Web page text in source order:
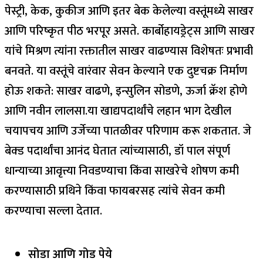
पेस्ट्री, केक, कुकीज आणि इतर बेक केलेल्या वस्तूंमध्ये साखर
आणि परिष्कृत पीठ भरपूर असते. कार्बोहायड्रेट्स आणि साखर
यांचे मिश्रण त्यांना रक्तातील साखर वाढण्यास विशेषतः प्रभावी
बनवते. या वस्तूंचे वारंवार सेवन केल्याने एक दुष्टचक्र निर्माण
होऊ शकते: साखर वाढणे, इन्सुलिन सोडणे, ऊर्जा क्रॅश होणे
आणि नवीन लालसा.या खाद्यपदार्थांचे लहान भाग देखील
चयापचय आणि उर्जेच्या पातळीवर परिणाम करू शकतात. जे
बेक्ड पदार्थांचा आनंद घेतात त्यांच्यासाठी, डॉ पाल संपूर्ण
धान्याच्या आवृत्त्या निवडण्याचा किंवा साखरेचे शोषण कमी
करण्यासाठी प्रथिने किंवा फायबरसह त्यांचे सेवन कमी
करण्याचा सल्ला देतात.
सोडा आणि गोड पेये